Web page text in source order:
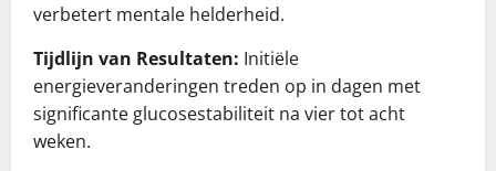
verbetert mentale helderheid.
Tijdlijn van Resultaten: Initiële
energieveranderingen treden op in dagen met
significante glucosestabiliteit na vier tot acht
weken.